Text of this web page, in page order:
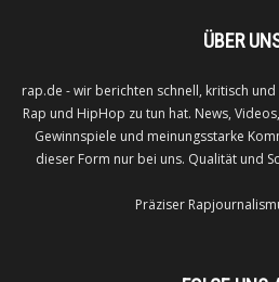
ÜBER
rap.de - wir berichten schnell, kritisch
Rap und HipHop zu tun hat. News,
Gewinnspiele und meinungsstarke
dieser Form nur bei uns. Qualität und
Präziser